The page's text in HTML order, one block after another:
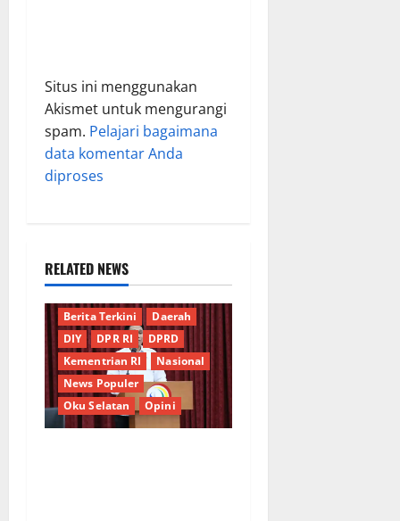
Situs ini menggunakan
Akismet untuk mengurangi
spam. Pelajari bagaimana
data komentar Anda
diproses
RELATED NEWS
Berita Terkini
Daerah
DIY
DPR RI
DPRD
Kementrian RI
Nasional
News Populer
Oku Selatan
Opini